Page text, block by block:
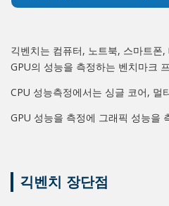
긱벤치는 컴퓨터, 노트북, 스마트폰
GPU의 성능을 측정하는 벤치마크
CPU 성능측정에서는 싱글 코어, 멀
GPU 성능을 측정에 그래픽 성능을
긱벤치 장단점